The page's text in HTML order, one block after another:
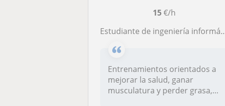
15€/h
Estudiante de ingeniería informática y apasionado del gimnasio, me encanta enseñar a familiares a entrenar y a controlar sus comid
Entrenamientos orientados a
mejorar la salud, ganar
musculatura y perder grasa,